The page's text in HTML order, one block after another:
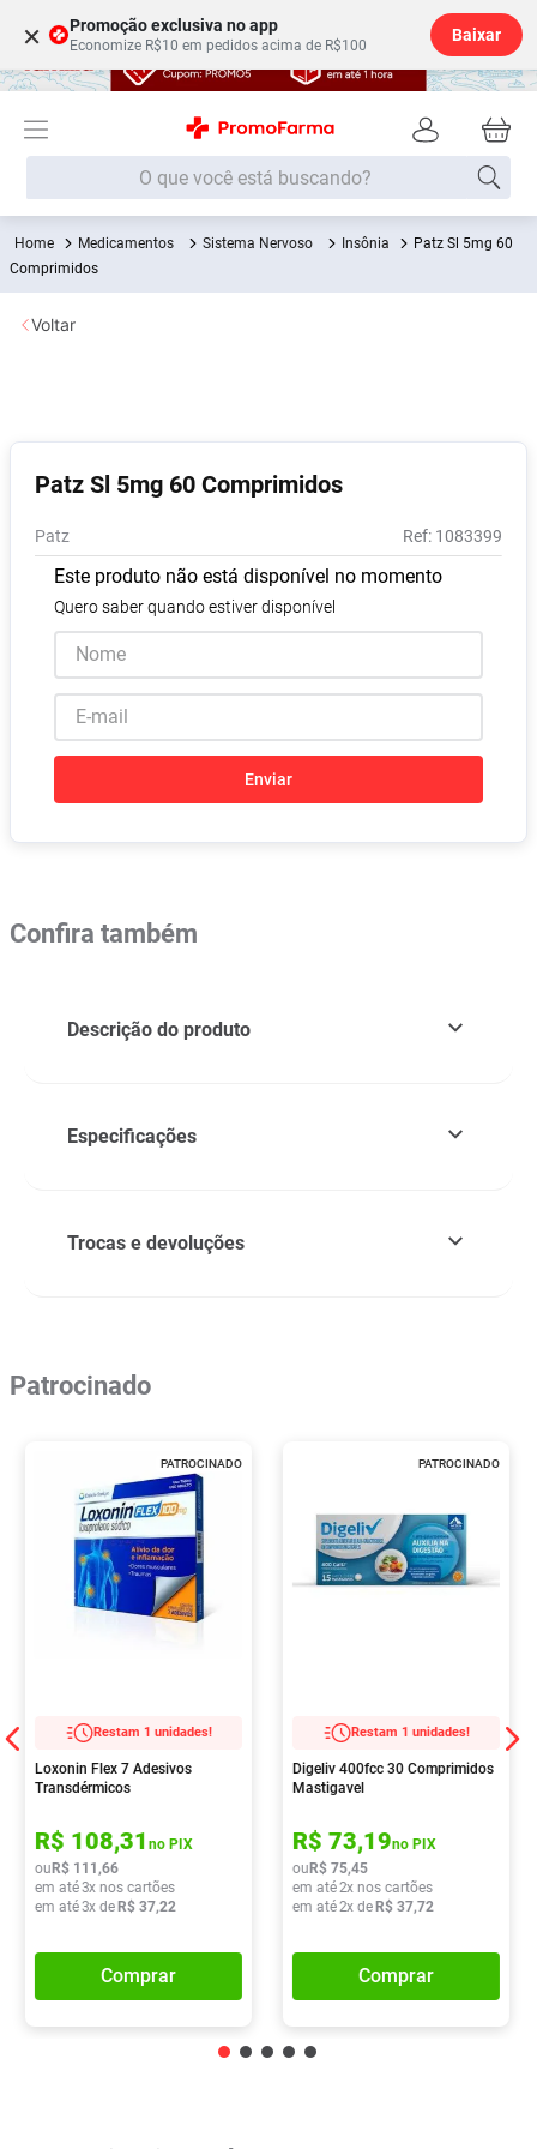
× Promoção exclusiva no app
Economize R$10 em pedidos acima de R$100
Baixar
O que você está buscando?
Medicamentos Sistema Nervoso Insônia
Patz Sl 5mg 60
Comprimidos
Patz Sl 5mg 60 Comprimidos
Patz : 1083399
Este produto não está disponível no momento
Quero saber quando estiver disponível
Enviar
Voltar
Confira também
Descrição do produto
Especificações
Trocas e devoluções
Patrocinado
PATROCINADO
Restam 1 unidades!
Loxonin Flex 7 Adesivos
Transdérmicos
R$ 108,31 no PIX
ou R$ 111 ,66
em até3x nos cartões
em até3x de R$ 37,22
Comprar
PATROCINADO
Restam 1 unidades!
Digeliv 400fcc 30 Comprimidos
Mastigavel
R$ 73,19no PIX
ou R$ 75,45
em até2x nos cartões
em até2x de R$ 37,72
Comprar
Termos mais buscados
1º Fralda
2
6º Shampoo
8 Absorvente
9º Vitamina D
10 º